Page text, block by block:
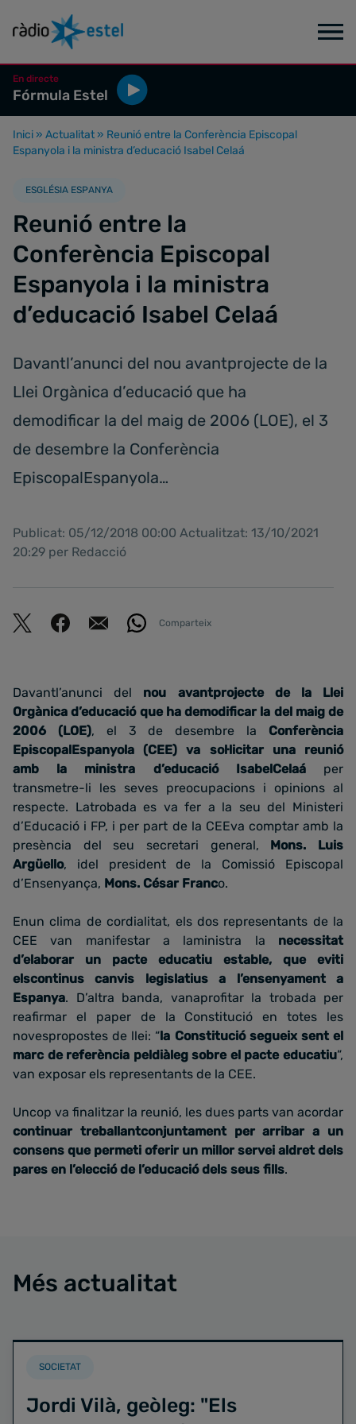
En directe
Fórmula Estel
Inici » Actualitat » Reunió entre la Conferència Episcopal
Espanyola i la ministra d’educació Isabel Celaá
ESGLÉSIA ESPANYA
Reunió entre la
Conferència Episcopal
Espanyola i la ministra
d’educació Isabel Celaá
Davantl’anunci del nou avantprojecte de la
Llei Orgànica d’educació que ha
demodificar la del maig de 2006 (LOE), el 3
de desembre la Conferència
EpiscopalEspanyola…
Publicat: 05/12/2018 00:00 Actualitzat: 13/10/2021
20:29 per Redacció
Comparteix
Davantl’anunci del nou avantprojecte de la Llei
Orgànica d’educació que ha demodificar la del maig de
2006 (LOE), el 3 de desembre la Conferència
EpiscopalEspanyola (CEE) va sol·licitar una reunió
amb la ministra d’educació IsabelCelaá per
transmetre-li les seves preocupacions i opinions al
respecte. Latrobada es va fer a la seu del Ministeri
d’Educació i FP, i per part de la CEEva comptar amb la
presència del seu secretari general, Mons. Luis
Argüello, idel president de la Comissió Episcopal
d’Ensenyança, Mons. César Franco.
Enun clima de cordialitat, els dos representants de la
CEE van manifestar a laministra la necessitat
d’elaborar un pacte educatiu estable, que eviti
elscontinus canvis legislatius a l’ensenyament a
Espanya. D’altra banda, vanaprofitar la trobada per
reafirmar el paper de la Constitució en totes les
novespropostes de llei: “la Constitució segueix sent el
marc de referència peldiàleg sobre el pacte educatiu”,
van exposar els representants de la CEE.
Uncop va finalitzar la reunió, les dues parts van acordar
continuar treballantconjuntament per arribar a un
consens que permeti oferir un millor servei aldret dels
pares en l’elecció de l’educació dels seus fills.
Més actualitat
SOCIETAT
Jordi Vilà, geòleg: "Els